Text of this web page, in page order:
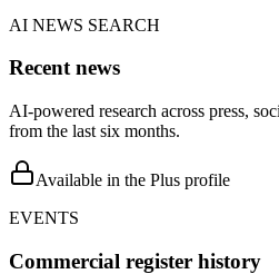
AI NEWS SEARCH
Recent news
AI-powered research across press,
from the last six months.
Available in the Plus profile
EVENTS
Commercial register history